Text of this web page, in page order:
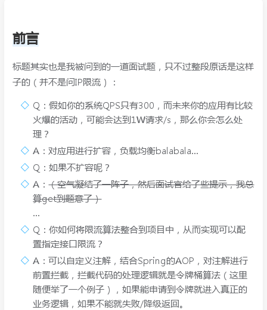
前言
标题其实也是我被问到的一道面试题，只不过整段原话是这样
子的（并不是问IP限流）：
Q：假如你的系统QPS只有300，而未来你的应用有比较
火爆的活动，可能会达到1W请求/s，那么你会怎么处
理？
A：对应用进行扩容，负载均衡balabala...
Q：如果不扩容呢？
A：（空气凝结了一阵子，然后面试官给了些提示，我总
算get到题意了）
...
Q：你如何将限流算法整合到项目中，从而实现可以配
置指定接口限流？
A：可以自定义注解，结合Spring的AOP，对注解进行
前置拦截，拦截代码的处理逻辑就是令牌桶算法（这里
随便举了一个例子），如果能申请到令牌就进入真正的
业务逻辑，如果不能就失败/降级返回。